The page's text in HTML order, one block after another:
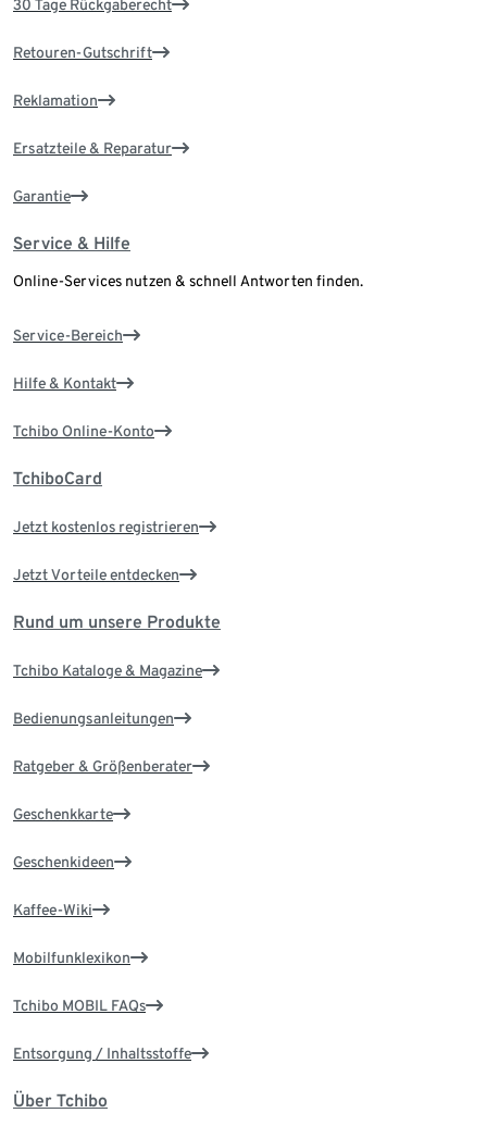
30 Tage Rückgaberecht
Retouren-Gutschrift
Reklamation
Ersatzteile & Reparatur
Garantie
Service & Hilfe
Online-Services nutzen & schnell Antworten finden.
Service-Bereich
Hilfe & Kontakt
Tchibo Online-Konto
TchiboCard
Jetzt kostenlos registrieren
Jetzt Vorteile entdecken
Rund um unsere Produkte
Tchibo Kataloge & Magazine
Bedienungsanleitungen
Ratgeber & Größenberater
Geschenkkarte
Geschenkideen
Kaffee-Wiki
Mobilfunklexikon
Tchibo MOBIL FAQs
Entsorgung / Inhaltsstoffe
Über Tchibo